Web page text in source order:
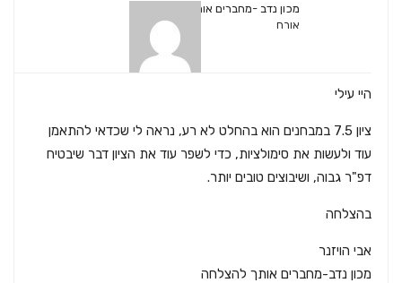
מכון נדב -מחברים אותך להצלחה
אורח
היי עילי
ציון 7.5 במבחנים הוא בהחלט לא רע, נראה לי שכדאי להתאמן
עוד ולעשות את סימולציות, כדי לשפר עוד את הציון דבר שיבטיח
דפ"ר גבוה, ושיבוצים טובים יותר.
בהצלחה
אבי הויזנר
מכון נדב-מחברים אותך להצלחה